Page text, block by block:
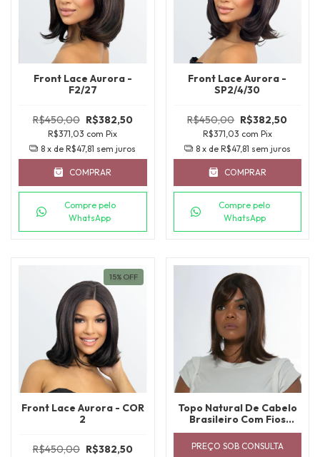
Front Lace Aurora -
F2/27
R$450,00 R$382,50
R$371,03 com Pix
8 x deR$47,81 sem juros
COMPRAR
Compre pelo
WhatsApp
Front Lace Aurora -
SP2/4/30
R$450,00 R$382,50
R$371,03 com Pix
8 x de R$47,81 sem juros
COMPRAR
Compre pelo
WhatsApp
15% OFF
Front Lace Aurora - COR
2
R$450,00 R$382,50
Topo Natural De Cabelo
Brasileiro Com Fios
Injetáveis Multidirecional
Implantado
PREÇO SOB CONSULTA